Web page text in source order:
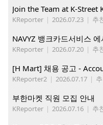
Join the Team at K-Street
KReporter | 2026.07.23 | 추
NAVYZ 뱅크카드서비스
KReporter | 2026.07.20 | 추
[H Mart] 채용 공고 -
KReporter2 | 2026.07.17 |
부한마켓 직원 모집 안내
KReporter | 2026.07.16 | 추